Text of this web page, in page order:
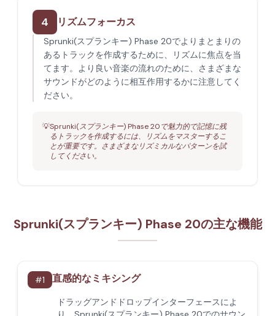
4 リズムフォーカス
Sprunki(スプランキー) Phase 20でよりまとまりの
あるトラックを作成するために、リズムに焦点を当
てます。より良い音楽の流れのために、さまざまな
サウンドがどのように相互作用するかに注意してく
ださい。
💡Sprunki(スプランキー) Phase 20で魅力的で記憶に残
るトラックを作成するには、リズムをマスターするこ
とが重要です。さまざまなリズミカルなパターンを試
してください。
Sprunki(スプランキー) Phase 20の主な機能
#1 直感的なミキシング
ドラッグアンドドロップインターフェースによ